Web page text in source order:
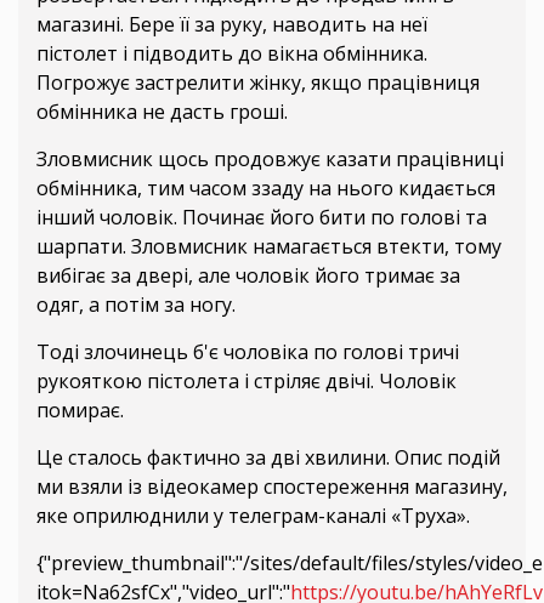
магазині. Бере її за руку, наводить на неї
пістолет і підводить до вікна обмінника.
Погрожує застрелити жінку, якщо працівниця
обмінника не дасть гроші.
Зловмисник щось продовжує казати працівниці
обмінника, тим часом ззаду на нього кидається
інший чоловік. Починає його бити по голові та
шарпати. Зловмисник намагається втекти, тому
вибігає за двері, але чоловік його тримає за
одяг, а потім за ногу.
Тоді злочинець б'є чоловіка по голові тричі
рукояткою пістолета і стріляє двічі. Чоловік
помирає.
Це сталось фактично за дві хвилини. Опис подій
ми взяли із відеокамер спостереження магазину,
яке оприлюднили у телеграм-каналі «Труха».
{"preview_thumbnail":"/sites/default/files/styles/
itok=Na62sfCx","video_url":"https://youtu.be/